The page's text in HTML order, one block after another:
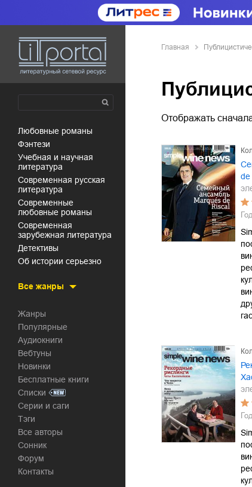
любовные романы
фэнтези
учебная и научная
литература
современная русская
литература
современные
любовные романы
современная
зарубежная литература
детективы
об истории серьезно
Все жанры
Жанры
Популярные
Аудиокниги
Вебтуны
Новинки
Бесплатные книги
Списки
Серии и саги
Тэги
Все авторы
Сонник
Форум
Контакты
Главная
Отображать
de